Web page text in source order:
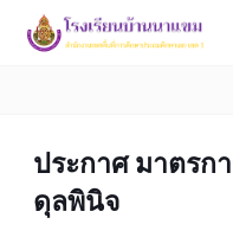
ประกาศ มาตรก
ดุลพินิจ